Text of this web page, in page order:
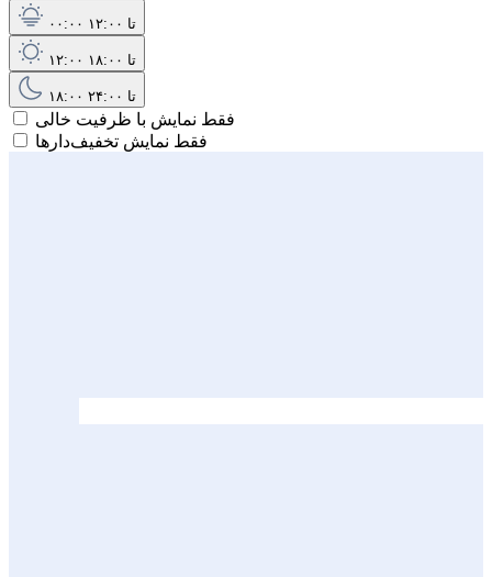
۰۰:۰۰ تا ۱۲:۰۰
۱۲:۰۰ تا ۱۸:۰۰
۱۸:۰۰ تا ۲۴:۰۰
فقط نمایش با ظرفیت خالی
فقط نمایش تخفیف‌دارها